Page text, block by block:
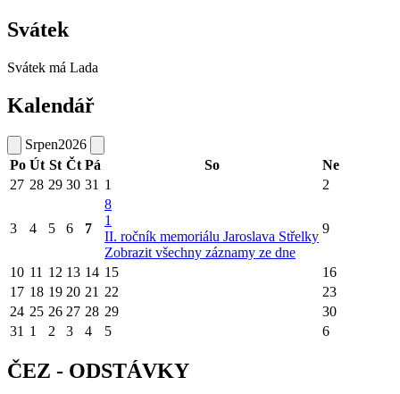
Svátek
Svátek má Lada
Kalendář
Srpen2026
Po Út St Čt Pá So
Ne
27 28 29 30 31 1 2
3 4 5 6 7
8
1
II. ročník memoriálu Jaroslava Střelky
Zobrazit všechny záznamy ze dne
9
10 11 12 13 14 15
16
17 18 19 20 21 22
23
24 25 26 27 28 29
30
31 1 2 3 4 5 6
ČEZ - ODSTÁVKY